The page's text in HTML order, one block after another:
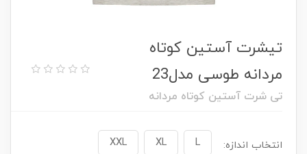
تیشرت آستین کوتاه
مردانه طوسی مدل23
تی شرت آستین کوتاه مردانه
انتخاب اندازه: L
XL
XXL